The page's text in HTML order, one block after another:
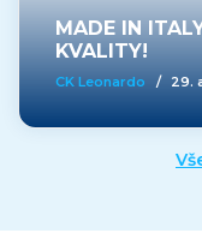
MADE IN
KVALITY!
CK Leonardo / 29.